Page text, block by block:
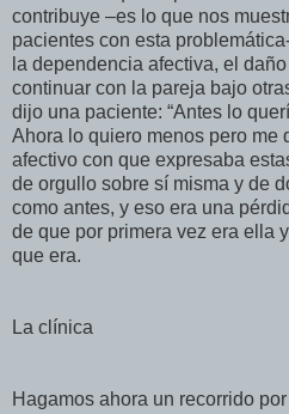
contribuye –es lo que nos
pacientes con esta
la dependencia afectiva, el
continuar con la pareja bajo
dijo una paciente: “Antes lo
Ahora lo quiero menos pero me
afectivo con que expresaba
de orgullo sobre sí misma y de
como antes, y eso era una
de que por primera vez era ella
que era.
La clínica
Hagamos ahora un recorrido